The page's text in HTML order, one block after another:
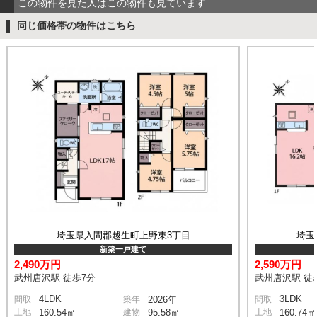
この物件を見た人はこの物件も見ています
同じ価格帯の物件はこちら
埼玉県入間郡越生町上野東3丁目
新築一戸建て
2,490万円
武州唐沢駅 徒歩7分
間取 4LDK 築年 2026年
土地 160.54㎡ 建物 95.58㎡
埼玉
2,590万円
武州唐沢駅 徒
間取 3LDK
土地 160.74㎡